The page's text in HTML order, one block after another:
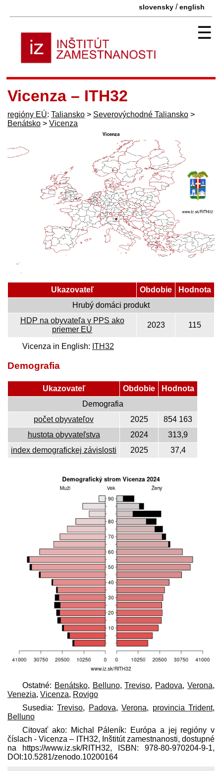
slovensky /english
☰
Vicenza – ITH32
regióny EÚ: Taliansko > Severovýchodné Taliansko >
Benátsko > Vicenza
Ukazovateľ Obdobie
Hodnota
Hrubý domáci produkt
HDP na obyvateľa v PPS ako
priemer EÚ
2023 115
Vicenza in English: ITH32
Demografia
Ukazovateľ Obdobie
Hodnota
Demografia
počet obyvateľov
2025
854 163
hustota obyvateľstva
2024
313,9
index demografickej závislosti
2025 37,4
Ostatné: Benátsko, Belluno,Treviso, Padova,Verona,
Venezia, Vicenza, Rovigo
Susedia:Treviso, Padova,Verona, provincia Trident,
Belluno
Citovať ako: Michal Páleník: Európa a jej regióny v
číslach - Vicenza – ITH32, Inštitút zamestnanosti, dostupné
na https://www.iz.sk/​RITH32, ISBN: 978-80-970204-9-1,
DOI:10.5281/zenodo.10200164